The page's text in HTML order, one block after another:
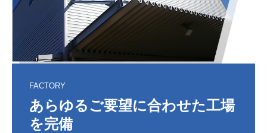
FACTORY
あらゆるご要望に合わせた工場
を完備